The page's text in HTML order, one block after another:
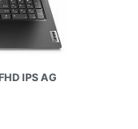
IPS AG